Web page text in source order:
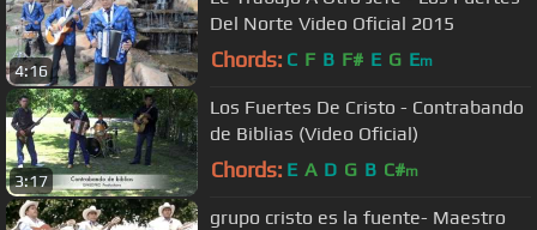
4:16
Del Norte Video Oficial 2015
Chords: C F B F# E G Em
3:17
Los Fuertes De Cristo - Contrabando
de Biblias (Video Oficial)
Chords: E A D G B C#m
grupo cristo es la fuente- Maestro